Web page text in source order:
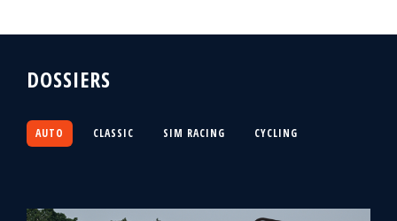
DOSSIERS
AUTO CLASSIC SIM RACING CYCLING